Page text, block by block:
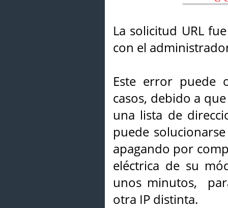
La solicitud URL
con el
Este error puede
casos, debido a
una lista de
puede
apagando por
eléctrica de su
unos minutos,
otra IP distinta.